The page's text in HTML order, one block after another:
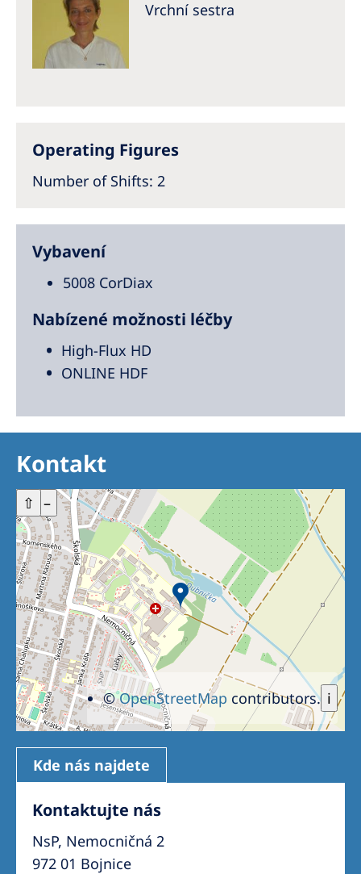
Vrchní sestra
Operating Figures
Number of Shifts: 2
Vybavení
5008 CorDiax
Nabízené možnosti léčby
High-Flux HD
ONLINE HDF
Kontakt
+ –
⇧
i
©OpenStreetMap contributors.
Kde nás najdete
Kontaktujte nás
NsP, Nemocničná 2
972 01 Bojnice